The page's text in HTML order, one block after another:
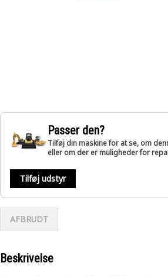
Passer den?
Tilføj din maskine for at se, om
eller om der er muligheder for
Tilføj udstyr
AFBRUDT
Beskrivelse